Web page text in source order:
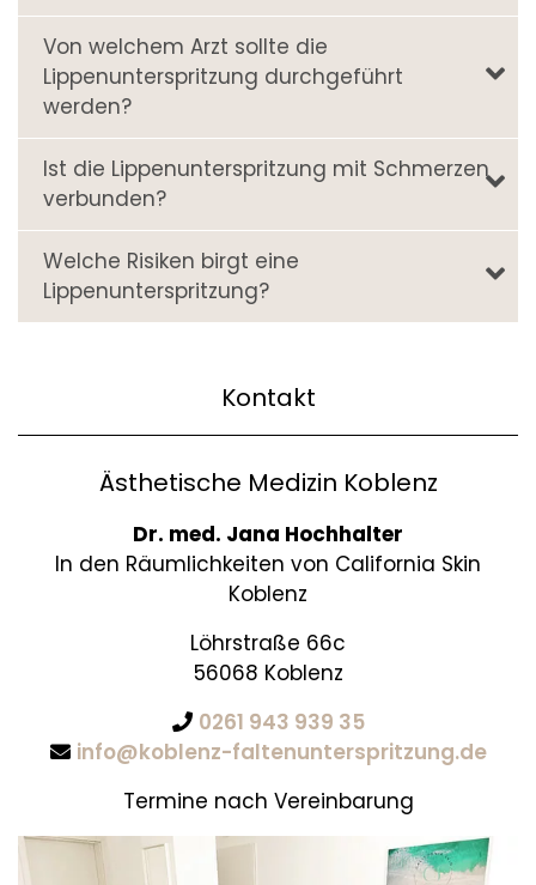
Von welchem Arzt sollte die
Lippenunterspritzung durchgeführt
werden?
Ist die Lippenunterspritzung mit Schmerzen
verbunden?
Welche Risiken birgt eine
Lippenunterspritzung?
Kontakt
Ästhetische Medizin Koblenz
Dr. med. Jana Hochhalter
In den Räumlichkeiten von California Skin
Koblenz
Löhrstraße 66c
56068 Koblenz
0261 943 939 35
info@koblenz-faltenunterspritzung.de
Termine nach Vereinbarung